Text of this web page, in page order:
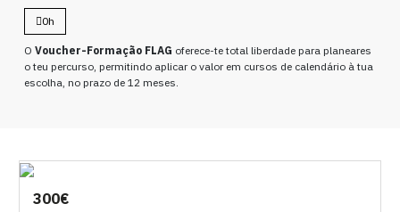
0h
O Voucher-Formação FLAG oferece-te total liberdade para planeares
o teu percurso, permitindo aplicar o valor em cursos de calendário à tua
escolha, no prazo de 12 meses.
300€